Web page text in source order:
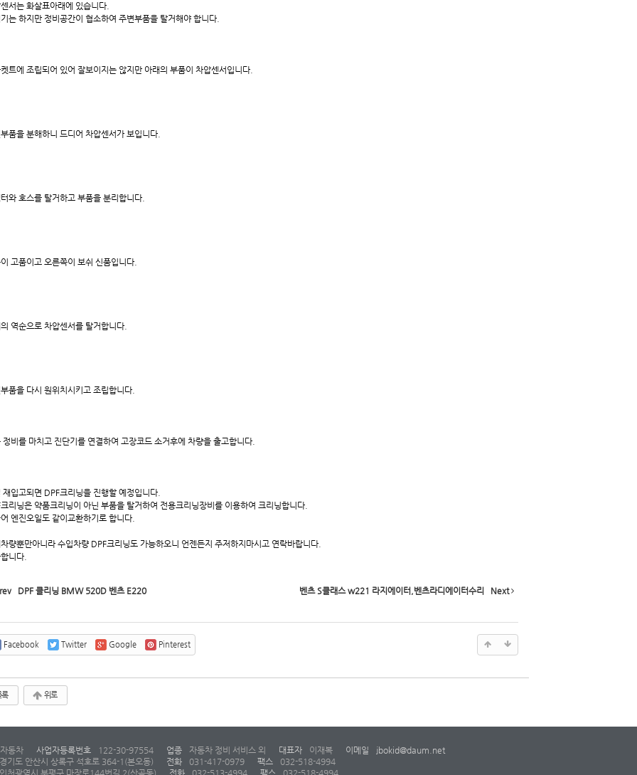
서는 화살표아래에 있습니다.
는 하지만 정비공간이 협소하여 주변부품을 탈거해야 합니다.
트에 조립되어 있어 잘보이지는 않지만 아래의 부품이 차압센서입니다.
품을 분해하니 드디어 차압센서가 보입니다.
와 호스를 탈거하고 부품을 분리합니다.
고품이고 오른쪽이 보쉬 신품입니다.
역순으로 차압센서를 탈거합니다.
품을 다시 원위치시키고 조립합니다.
정비를 마치고 진단기를 연결하여 고장코드 소거후에 차량을 출고합니다.
재입고되면 DPF크리닝을 진행할 예정입니다.
리닝은 약품크리닝이 아닌 부품을 탈거하여 전용크리닝장비를 이용하여 크리닝합니다.
엔진오일도 같이교환하기로 합니다.
량뿐만아니라 수입차량 DPF크리닝도 가능하오니 언젠든지 주저하지마시고 연락바랍니다.
니다.
DPF 클리닝 BMW 520D 벤츠 E220 벤츠 S클래스 w221 라지에이터,벤츠라디에이터수리 Next
Facebook Twitter Google Pinterest
록 위로
동차 사업자등록번호 122-30-97554 업종 자동차 정비 서비스 외 대표자 이재복 이메일
jbokid@daum.net
경기도 안산시 상록구 석호로 364-1(본오동) 전화 031-417-0979 팩스
032-518-4994
인천광역시 부평구 마장로144번길 2(산곡동) 전화 032-513-4994 팩스 032-518-4994